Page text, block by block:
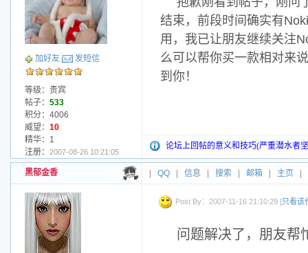
加好友 发短信
等级：贵宾
帖子： 533
积分：4006
威望： 10
精华：1
注册： 2007-08-26 10:21:05
结束，前段时间确实有
用，我已让朋友继续关注
么可以帮你买一款相对来
到你！
论坛上回帖的意义和技巧(严重潜水者
黑郁金香 QQ 信息 搜索 邮箱 主页
Post By：2007-11-16 21:10:29 [只看该
问题解决了，朋友帮